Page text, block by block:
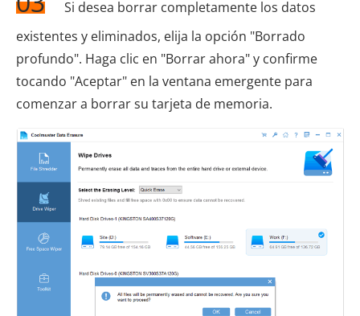
Si desea borrar completamente los datos
existentes y eliminados, elija la opción "Borrado
profundo". Haga clic en "Borrar ahora" y confirme
tocando "Aceptar" en la ventana emergente para
comenzar a borrar su tarjeta de memoria.